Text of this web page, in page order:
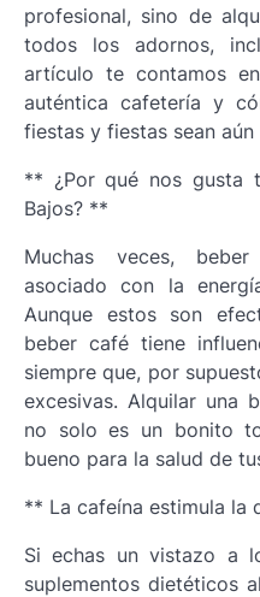
profesional, sino de
todos los adornos,
artículo te contamos
auténtica cafetería y
fiestas y fiestas sean
** ¿Por qué nos gusta
Bajos? **
Muchas veces,
asociado con la
Aunque estos son
beber café tiene
siempre que, por
excesivas. Alquilar una
no solo es un bonito
bueno para la salud de
** La cafeína estimula la
Si echas un vistazo a
suplementos dietéticos